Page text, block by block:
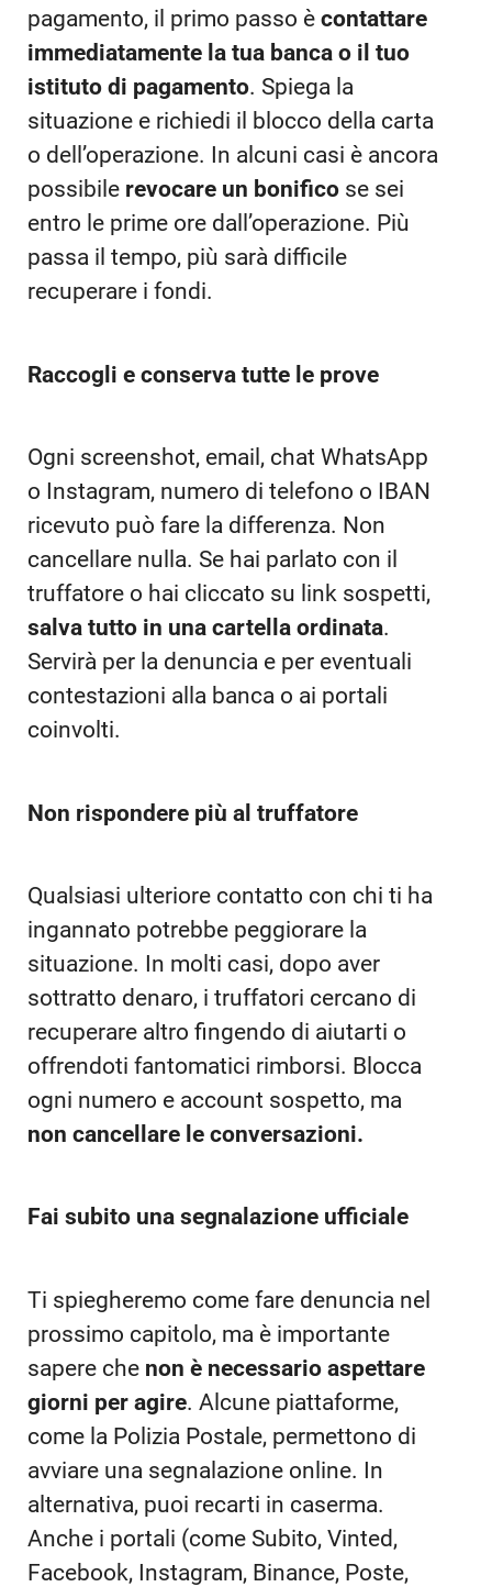
pagamento, il primo passo è contattare
immediatamente la tua banca o il tuo
istituto di pagamento. Spiega la
situazione e richiedi il blocco della carta
o dell’operazione. In alcuni casi è ancora
possibile revocare un bonifico se sei
entro le prime ore dall’operazione. Più
passa il tempo, più sarà difficile
recuperare i fondi.
Raccogli e conserva tutte le prove
Ogni screenshot, email, chat WhatsApp
o Instagram, numero di telefono o IBAN
ricevuto può fare la differenza. Non
cancellare nulla. Se hai parlato con il
truffatore o hai cliccato su link sospetti,
salva tutto in una cartella ordinata.
Servirà per la denuncia e per eventuali
contestazioni alla banca o ai portali
coinvolti.
Non rispondere più al truffatore
Qualsiasi ulteriore contatto con chi ti ha
ingannato potrebbe peggiorare la
situazione. In molti casi, dopo aver
sottratto denaro, i truffatori cercano di
recuperare altro fingendo di aiutarti o
offrendoti fantomatici rimborsi. Blocca
ogni numero e account sospetto, ma
non cancellare le conversazioni.
Fai subito una segnalazione ufficiale
Ti spiegheremo come fare denuncia nel
prossimo capitolo, ma è importante
sapere che non è necessario aspettare
giorni per agire. Alcune piattaforme,
come la Polizia Postale, permettono di
avviare una segnalazione online. In
alternativa, puoi recarti in caserma.
Anche i portali (come Subito, Vinted,
Facebook, Instagram, Binance, Poste,